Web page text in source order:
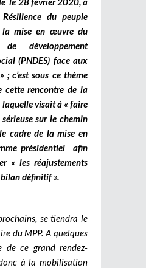
du peuple
mise en œuvre du
développement
(PNDES) face aux
; c’est sous ce thème
cette rencontre de la
laquelle visait à « faire
sur le chemin
cadre de la mise en
présidentiel afin
« les réajustements
définitif ».
se tiendra le
du MPP. A quelques
de ce grand rendez-
à la mobilisation